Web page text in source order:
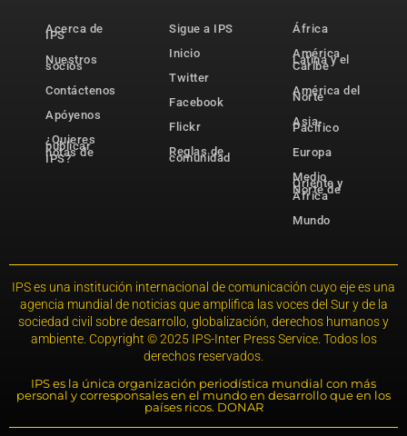
Acerca de
IPS
Nuestros
socios
Contáctenos
Apóyenos
¿Quieres
publicar
notas de
IPS?
Sigue a IPS
Inicio
Twitter
Facebook
Flickr
Reglas de
comunidad
África
América
Latina y el
Caribe
América del
Norte
Asia-
Pacífico
Europa
Medio
Oriente y
Norte de
África
Mundo
IPS es una institución internacional de comunicación cuyo eje es una
agencia mundial de noticias que amplifica las voces del Sur y de la
sociedad civil sobre desarrollo, globalización, derechos humanos y
ambiente. Copyright © 2025 IPS-Inter Press Service. Todos los
derechos reservados.
IPS es la única organización periodística mundial con más
personal y corresponsales en el mundo en desarrollo que en los
países ricos. DONAR